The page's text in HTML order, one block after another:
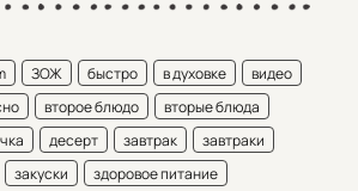
ЗОЖ быстро в духовке
видео
второе блюдо
вторые блюда
десерт завтрак
завтраки
закуски
здоровое питание